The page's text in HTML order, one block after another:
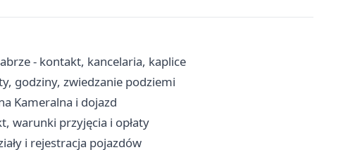
- kontakt, kancelaria, kaplice
godziny, zwiedzanie podziemi
Kameralna i dojazd
warunki przyjęcia i opłaty
i rejestracja pojazdów